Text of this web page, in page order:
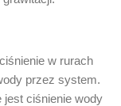
w rurach
przez system.
ciśnienie wody